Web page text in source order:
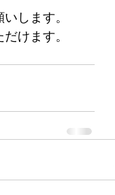
します。
けます。